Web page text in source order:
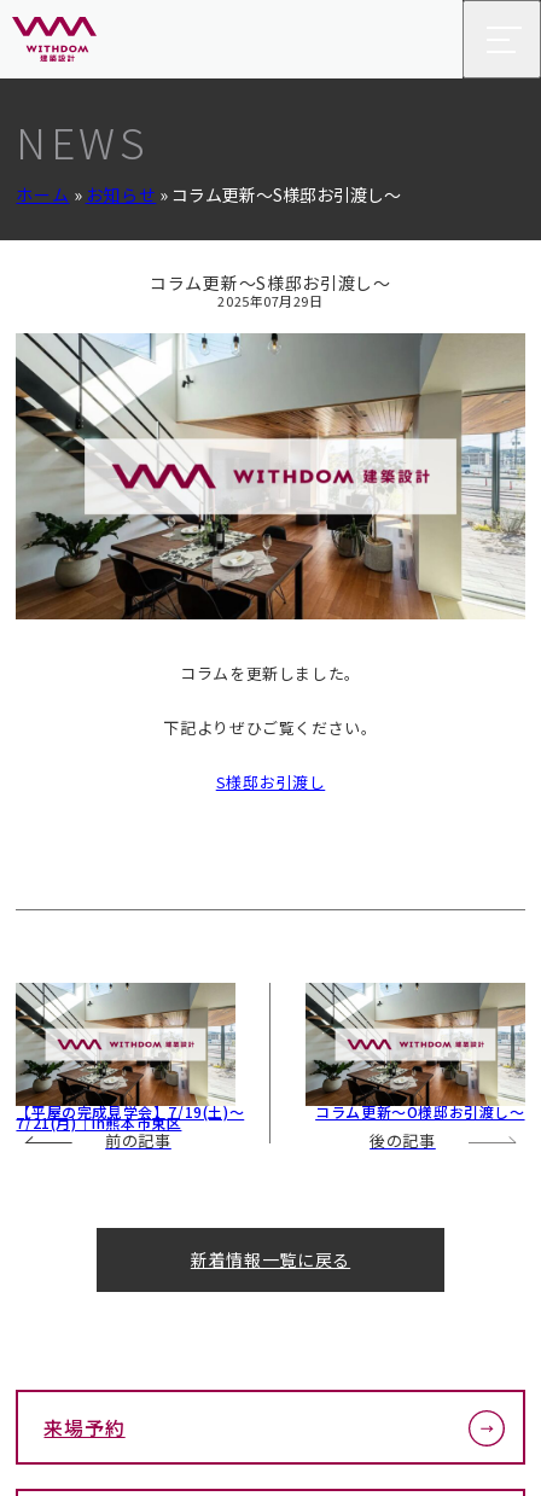
NEWS
ホーム » お知らせ » コラム更新～S様邸お引渡し～
コラム更新～S様邸お引渡し～
2025年07月29日
コラムを更新しました。
下記よりぜひご覧ください。
S様邸お引渡し
【平屋の完成見学会】7/19(土)～
7/21(月)｜in熊本市東区
前の記事
コラム更新～O様邸お引渡し～
後の記事
新着情報一覧に戻る
来場予約